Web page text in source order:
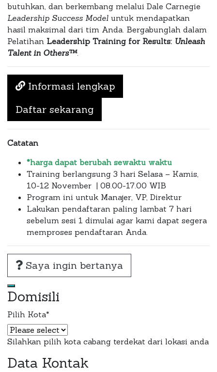
butuhkan, dan berkembang melalui Dale Carnegie
Leadership Success Model untuk mendapatkan
hasil maksimal dari tim Anda. Bergabunglah dalam
Pelatihan Leadership Training for Results: Unleash
Talent in Others™.
Informasi lengkap
Daftar sekarang
Catatan
*harga dapat berubah sewaktu waktu
Training berlangsung 3 hari Selasa – Kamis,
10-12 November | 08.00-17.00 WIB
Program ini untuk Manajer, VP, Direktur
Lakukan pendaftaran paling lambat 7 hari
sebelum sesi 1 dimulai agar kami dapat segera
memproses pendaftaran Anda.
Saya ingin bertanya
Domisili
Pilih Kota*
Silahkan pilih kota cabang terdekat dari lokasi anda
Email
Data Kontak